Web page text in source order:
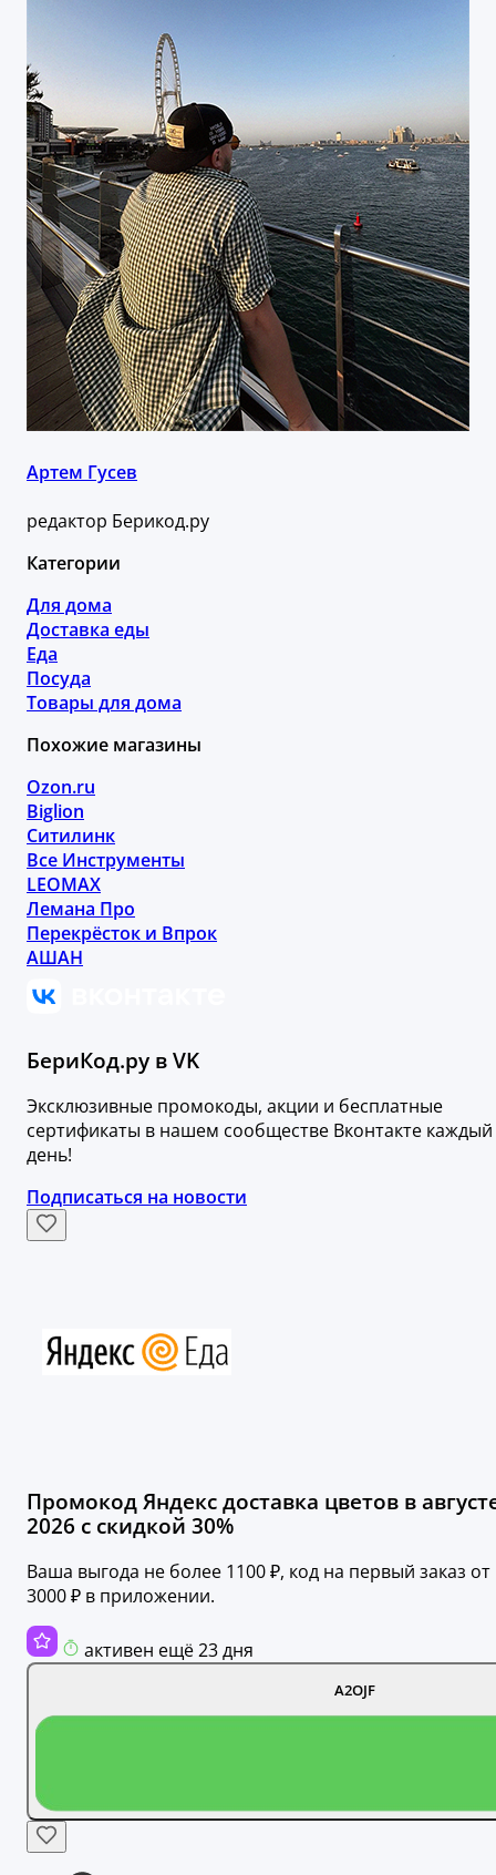
Артем Гусев
редактор Берикод.ру
Категории
Для дома
Доставка еды
Еда
Посуда
Товары для дома
Похожие магазины
Ozon.ru
Biglion
Ситилинк
Все Инструменты
LEOMAX
Лемана Про
Перекрёсток и Впрок
АШАН
БериКод.ру в VK
Эксклюзивные промокоды, акции и бесплатные
сертификаты в нашем сообществе Вконтакте каждый
день!
Подписаться на новости
Промокод Яндекс доставка цветов в
2026 с скидкой 30%
Ваша выгода не более 1100 ₽, код на первый заказ от
3000 ₽ в приложении.
активен ещё 23 дня
A2OJF